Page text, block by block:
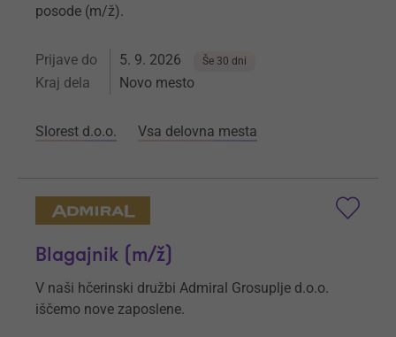
posode (m/ž).
Prijave do 5. 9. 2026 Še 30 dni
Kraj dela Novo mesto
Slorest d.o.o. Vsa delovna mesta
Blagajnik (m/ž)
V naši hčerinski družbi Admiral Grosuplje d.o.o.
iščemo nove zaposlene.